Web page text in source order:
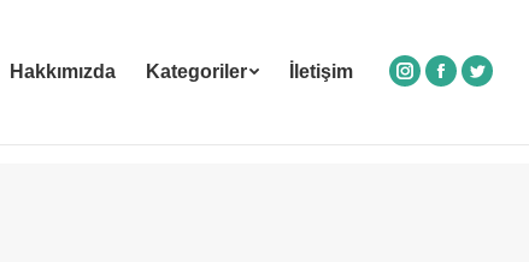
Hakkımızda Kategoriler İletişim
Instagram
Facebook